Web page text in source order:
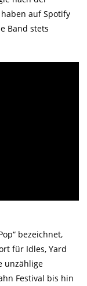
haben auf Spotify
Band stets
bezeichnet,
für Idles, Yard
unzählige
Festival bis hin